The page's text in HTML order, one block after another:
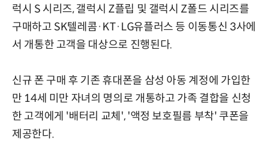
럭시 S 시리즈, 갤럭시 Z플립 및 갤럭시 Z폴드 시리즈를
구매하고 SK텔레콤·KT·LG유플러스 등 이동통신 3사에
서 개통한 고객을 대상으로 진행된다.
신규 폰 구매 후 기존 휴대폰을 삼성 아동 계정에 가입한
만 14세 미만 자녀의 명의로 개통하고 가족 결합을 신청
한 고객에게 '배터리 교체', '액정 보호필름 부착' 쿠폰을
제공한다.